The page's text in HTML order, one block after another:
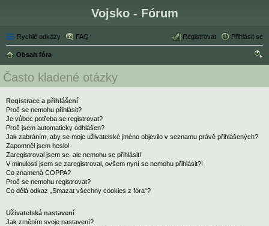
Vojsko - Fórum
Rychlé odkazy FAQ Přihlásit se
Registrovat
Obsah fóra
Často kladené otázky
Registrace a přihlášení
Proč se nemohu přihlásit?
Je vůbec potřeba se registrovat?
Proč jsem automaticky odhlášen?
Jak zabráním, aby se moje uživatelské jméno objevilo v seznamu právě přihlášených?
Zapomněl jsem heslo!
Zaregistroval jsem se, ale nemohu se přihlásit!
V minulosti jsem se zaregistroval, ovšem nyní se nemohu přihlásit?!
Co znamená COPPA?
Proč se nemohu registrovat?
Co dělá odkaz „Smazat všechny cookies z fóra“?
Uživatelská nastavení
Jak změním svoje nastavení?